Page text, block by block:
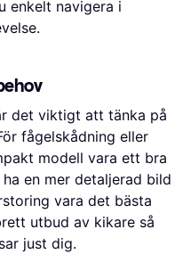
enkelt navigera i
det viktigt att tänka på
fågelskådning eller
modell vara ett bra
en mer detaljerad bild
vara det bästa
utbud av kikare så
just dig.